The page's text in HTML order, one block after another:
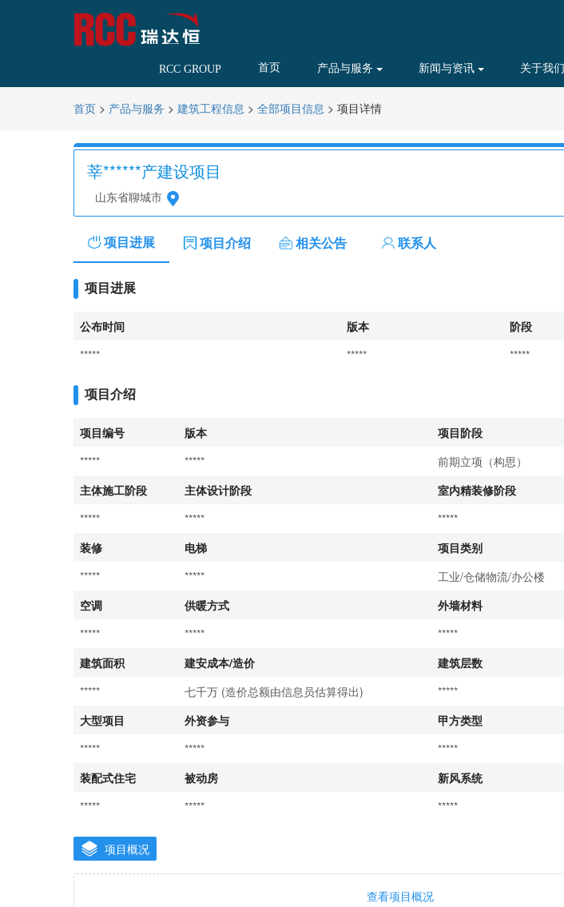
RCC GROUP 首页 产品与服务 新闻与资讯 关于我们
首页 > 产品与服务 > 建筑工程信息 > 全部项目信息 > 项目详情
莘******产建设项目
山东省聊城市
项目进展 项目介绍 相关公告 联系人
项目进展
公布时间 版本
阶段
*****
***** *****
项目介绍
项目编号 版本 项目阶段
*****
***** 前期立项（构思）
主体施工阶段
主体设计阶段
室内精装修阶段
*****
*****
*****
装修
电梯
项目类别
*****
*****
工业/仓储物流/办公楼
空调
供暖方式 外墙材料
*****
***** *****
建筑面积
建安成本/造价 建筑层数
*****
七千万 (造价总额由信息员估算得出) *****
大型项目
外资参与 甲方类型
*****
***** *****
装配式住宅
被动房 新风系统
*****
***** *****
项目概况
查看项目概况